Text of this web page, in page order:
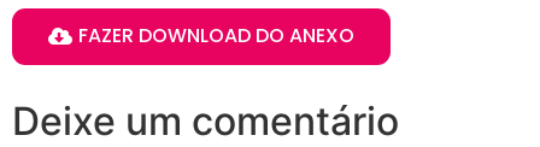
FAZER DOWNLOAD DO ANEXO
Deixe um comentário